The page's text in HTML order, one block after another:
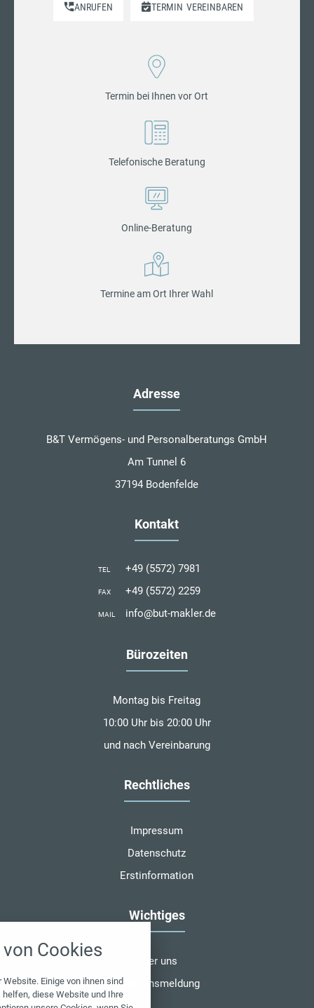
ANRUFEN TERMIN VEREINBAREN
Termin bei Ihnen vor Ort
Telefonische Beratung
Online-Beratung
Termine am Ort Ihrer Wahl
Adresse
B&T Vermögens- und Personalberatungs GmbH
Am Tunnel 6
37194 Bodenfelde
Kontakt
TEL +49 (5572) 7981
FAX +49 (5572) 2259
MAIL info@but-makler.de
Bürozeiten
Montag bis Freitag
10:00 Uhr bis 20:00 Uhr
und nach Vereinbarung
Rechtliches
Impressum
Datenschutz
Erstinformation
Wichtiges
Über uns
Schadensmeldung
Cookies
Einige von ihnen sind
diese Website und Ihre
alle verwendeten Cookies und
zu blockieren.